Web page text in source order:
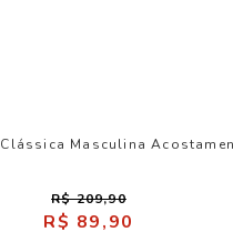
Masculina
R$ 209,90
R$ 89,90